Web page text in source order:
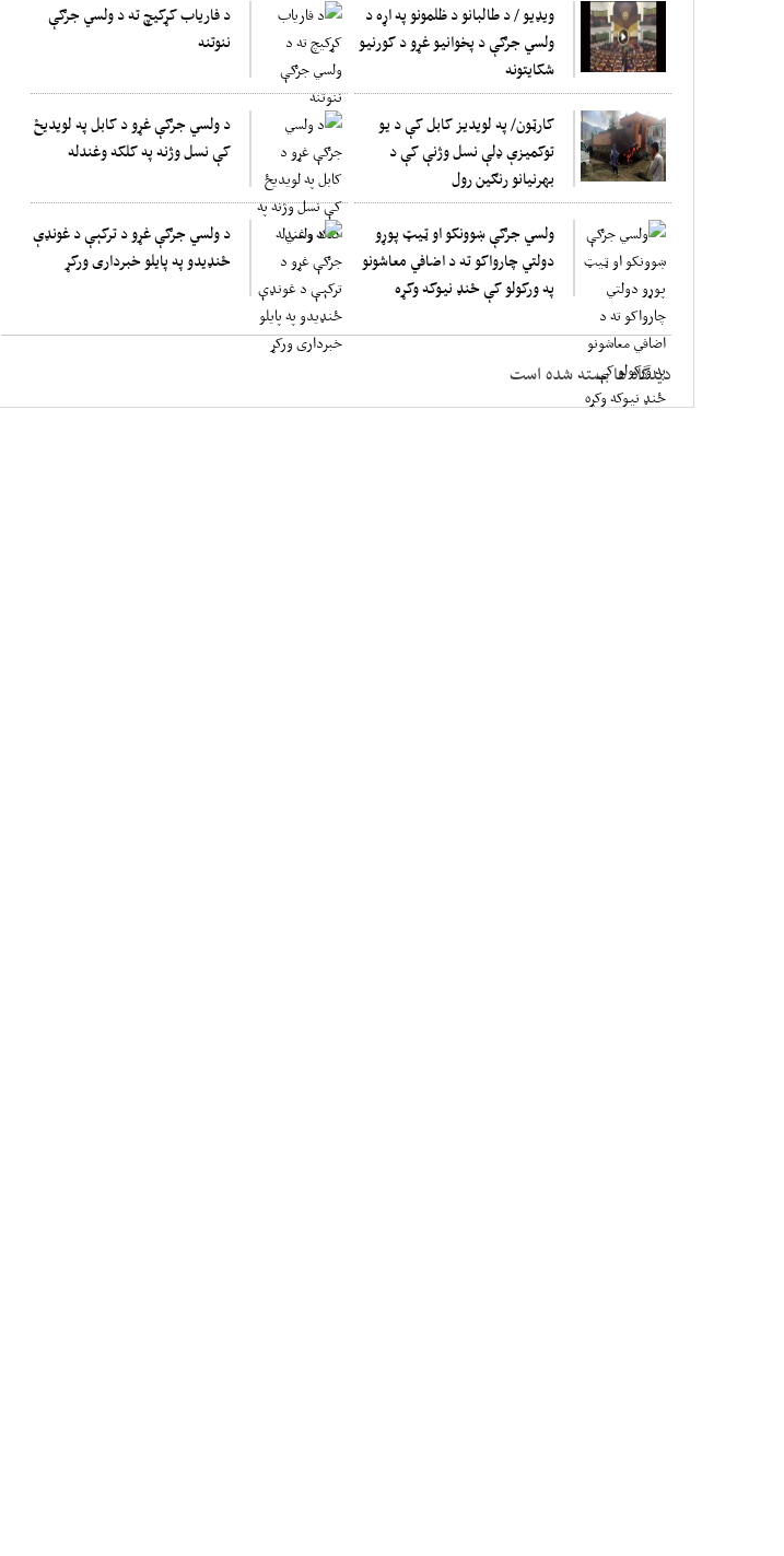
ویډیو / د طالبانو د ظلمونو په اړه د
ولسي جرګې د پخوانیو غړو د کورنیو
شکایتونه
د فاریاب کړکیچ ته د ولسي جرګې
ننوتنه
کارټون/ په لویدیز کابل کې د یو
توکمیزې ډلې نسل وژنې کې د
بهرنيانو رنګین رول
د ولسي جرګې غړو د کابل په لویدیځ
کې نسل وژنه په کلکه وغندله
ولسي جرګې ښوونکو او ټیټ پوړو
دولتي چارواکو ته د اضافي معاشونو
په ورکولو کې ځنډ نیوکه وکړه
د ولسي جرګې غړو د ترکېې د غونډې
ځنډیدو په پایلو خبرداری ورکړ
دیدگاه ها بسته شده است